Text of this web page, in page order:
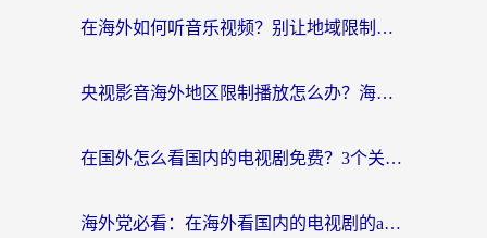
在海外如何听音乐视频？别让地域限制挡住你的华语旋律
央视影音海外地区限制播放怎么办？海外华人必看的追剧自由指南
在国外怎么看国内的电视剧免费？3个关键步骤+1款靠谱加速器帮你搞定
海外党必看：在海外看国内的电视剧的app选对了吗？3步解决地域限制烦恼